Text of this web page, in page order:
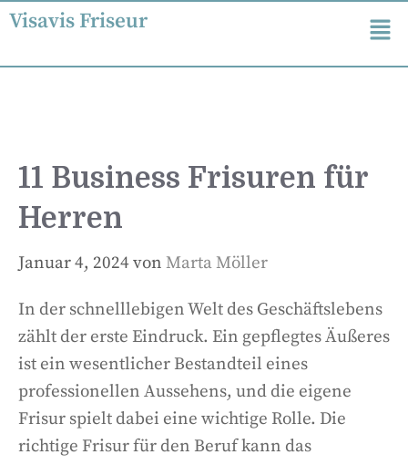
Visavis Friseur
11 Business Frisuren für
Herren
Januar 4, 2024von Marta Möller
In der schnelllebigen Welt des Geschäftslebens
zählt der erste Eindruck. Ein gepflegtes Äußeres
ist ein wesentlicher Bestandteil eines
professionellen Aussehens, und die eigene
Frisur spielt dabei eine wichtige Rolle. Die
richtige Frisur für den Beruf kann das